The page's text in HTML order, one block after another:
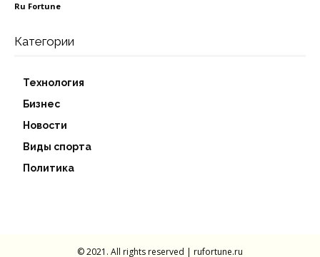
Ru Fortune
Категории
Технология
Бизнес
Новости
Виды спорта
Политика
© 2021. All rights reserved | rufortune.ru